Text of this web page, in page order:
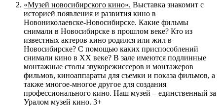
«Музей новосибирского кино». Выставка знакомит с
историей появления и развития кино в
Новониколаевске-Новосибирске. Какие фильмы
снимали в Новосибирске в прошлом веке? Кто из
известных актеров кино родился или жил в
Новосибирске? С помощью каких приспособлений
снимали кино в ХХ веке? В зале имеются подлинные
монтажные столы звукорежиссеров и монтажеров
фильмов, киноаппараты для съемки и показа фильмов, а
также многое-многое другое для создания
профессионального кино. Наш музей – единственный за
Уралом музей кино. 3+